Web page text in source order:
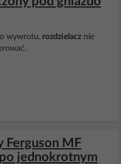
wywrotu, rozdzielacz nie
Ferguson MF
jednokrotnym